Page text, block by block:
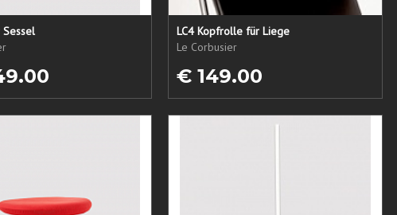
Sessel
LC4 Kopfrolle für Liege
Le Corbusier
€ 149.00